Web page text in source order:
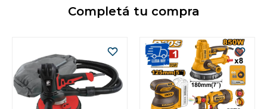
Completá tu compra